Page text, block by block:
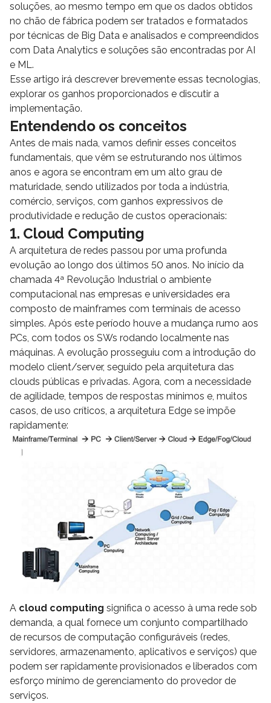
soluções, ao mesmo tempo em que os dados obtidos
no chão de fábrica podem ser tratados e formatados
por técnicas de Big Data e analisados e compreendidos
com Data Analytics e soluções são encontradas por AI
e ML.
Esse artigo irá descrever brevemente essas tecnologias,
explorar os ganhos proporcionados e discutir a
implementação.
Entendendo os conceitos
Antes de mais nada, vamos definir esses conceitos
fundamentais, que vêm se estruturando nos últimos
anos e agora se encontram em um alto grau de
maturidade, sendo utilizados por toda a indústria,
comércio, serviços, com ganhos expressivos de
produtividade e redução de custos operacionais:
1. Cloud Computing
A arquitetura de redes passou por uma profunda
evolução ao longo dos últimos 50 anos. No início da
chamada 4ª Revolução Industrial o ambiente
computacional nas empresas e universidades era
composto de mainframes com terminais de acesso
simples. Após este período houve a mudança rumo aos
PCs, com todos os SWs rodando localmente nas
máquinas. A evolução prosseguiu com a introdução do
modelo client/server, seguido pela arquitetura das
clouds públicas e privadas. Agora, com a necessidade
de agilidade, tempos de respostas mínimos e, muitos
casos, de uso críticos, a arquitetura Edge se impõe
rapidamente:
A cloud computing significa o acesso à uma rede sob
demanda, a qual fornece um conjunto compartilhado
de recursos de computação configuráveis (redes,
servidores, armazenamento, aplicativos e serviços) que
podem ser rapidamente provisionados e liberados com
esforço mínimo de gerenciamento do provedor de
serviços.